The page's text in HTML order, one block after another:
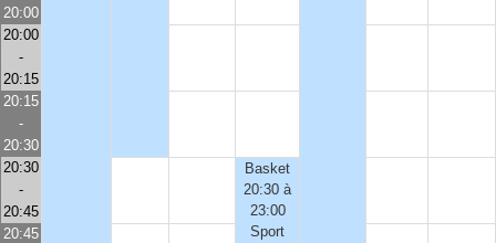
20:00
20:00
-
20:15
20:15
-
20:30
20:30
-
20:45
Basket
20:30 à
23:00
Sport
20:45